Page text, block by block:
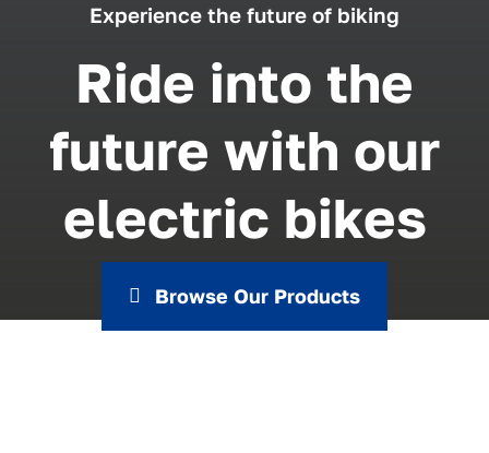
Experience the future of biking
Ride into the
future with our
electric bikes
Browse Our Products